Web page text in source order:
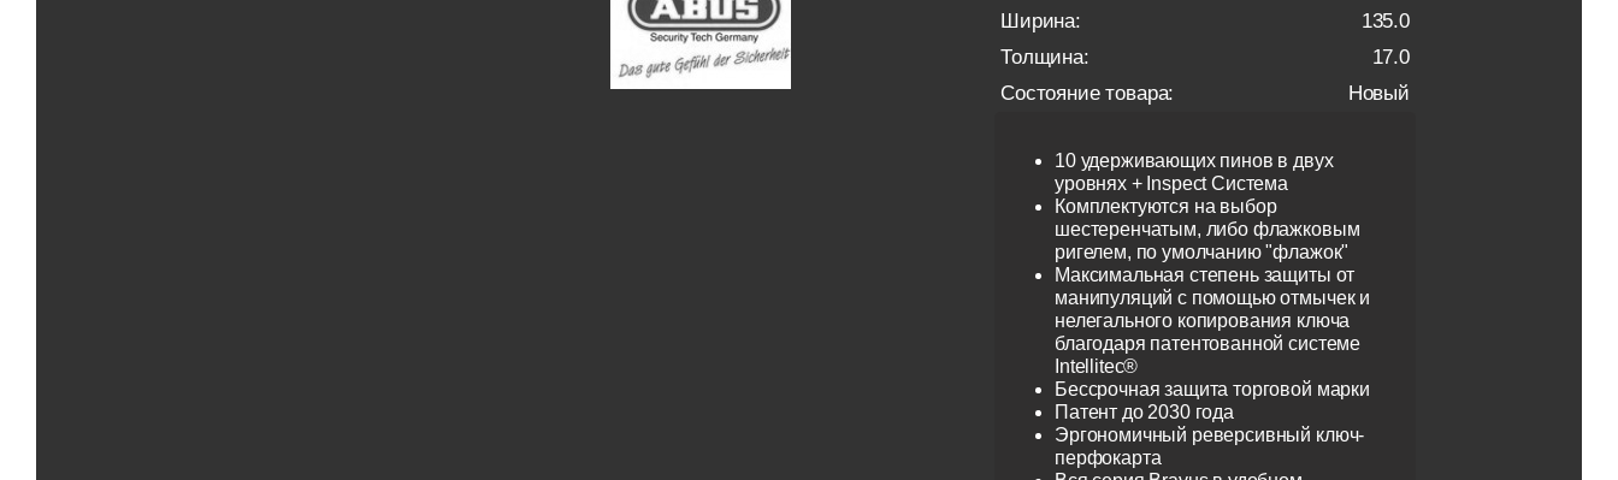
Ширина:
135.0
Толщина:
17.0
Состояние товара:
Новый
10 удерживающих пинов в двух
уровнях + Inspect Система
Комплектуются на выбор
шестеренчатым, либо флажковым
ригелем, по умолчанию "флажок"
Максимальная степень защиты от
манипуляций с помощью отмычек и
нелегального копирования ключа
благодаря патентованной системе
Intellitec®
Бессрочная защита торговой марки
Патент до 2030 года
Эргономичный реверсивный ключ-
перфокарта